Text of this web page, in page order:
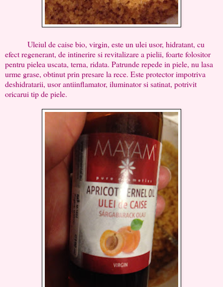
Uleiul de caise bio, virgin, este un ulei usor, hidratant, cu
efect regenerant, de intinerire si revitalizare a pielii, foarte folositor
pentru pielea uscata, terna, ridata. Patrunde repede in piele, nu lasa
urme grase, obtinut prin presare la rece. Este protector impotriva
deshidratarii, usor antiinflamator, iluminator si satinat, potrivit
oricarui tip de piele.